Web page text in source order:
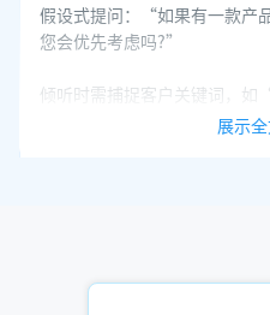
假设式提问：“如果有一款产
您会优先考虑吗?”
倾听时需捕捉客户关键词，
算”“性价比”，而“价值导
益”“服务保障”。某保险销
反复询问“理赔流程”，判断
展示